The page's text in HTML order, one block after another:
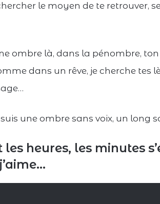
le moyen de te retrouver,
ombre là, dans la pénombre, ton
dans un rêve, je cherche tes
une ombre sans voix, un long
les heures, les minutes